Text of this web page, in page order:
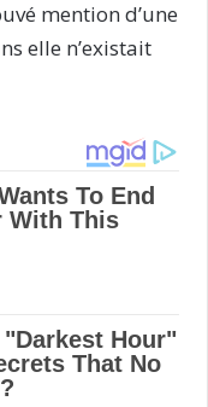
mention d’une
elle n’existait